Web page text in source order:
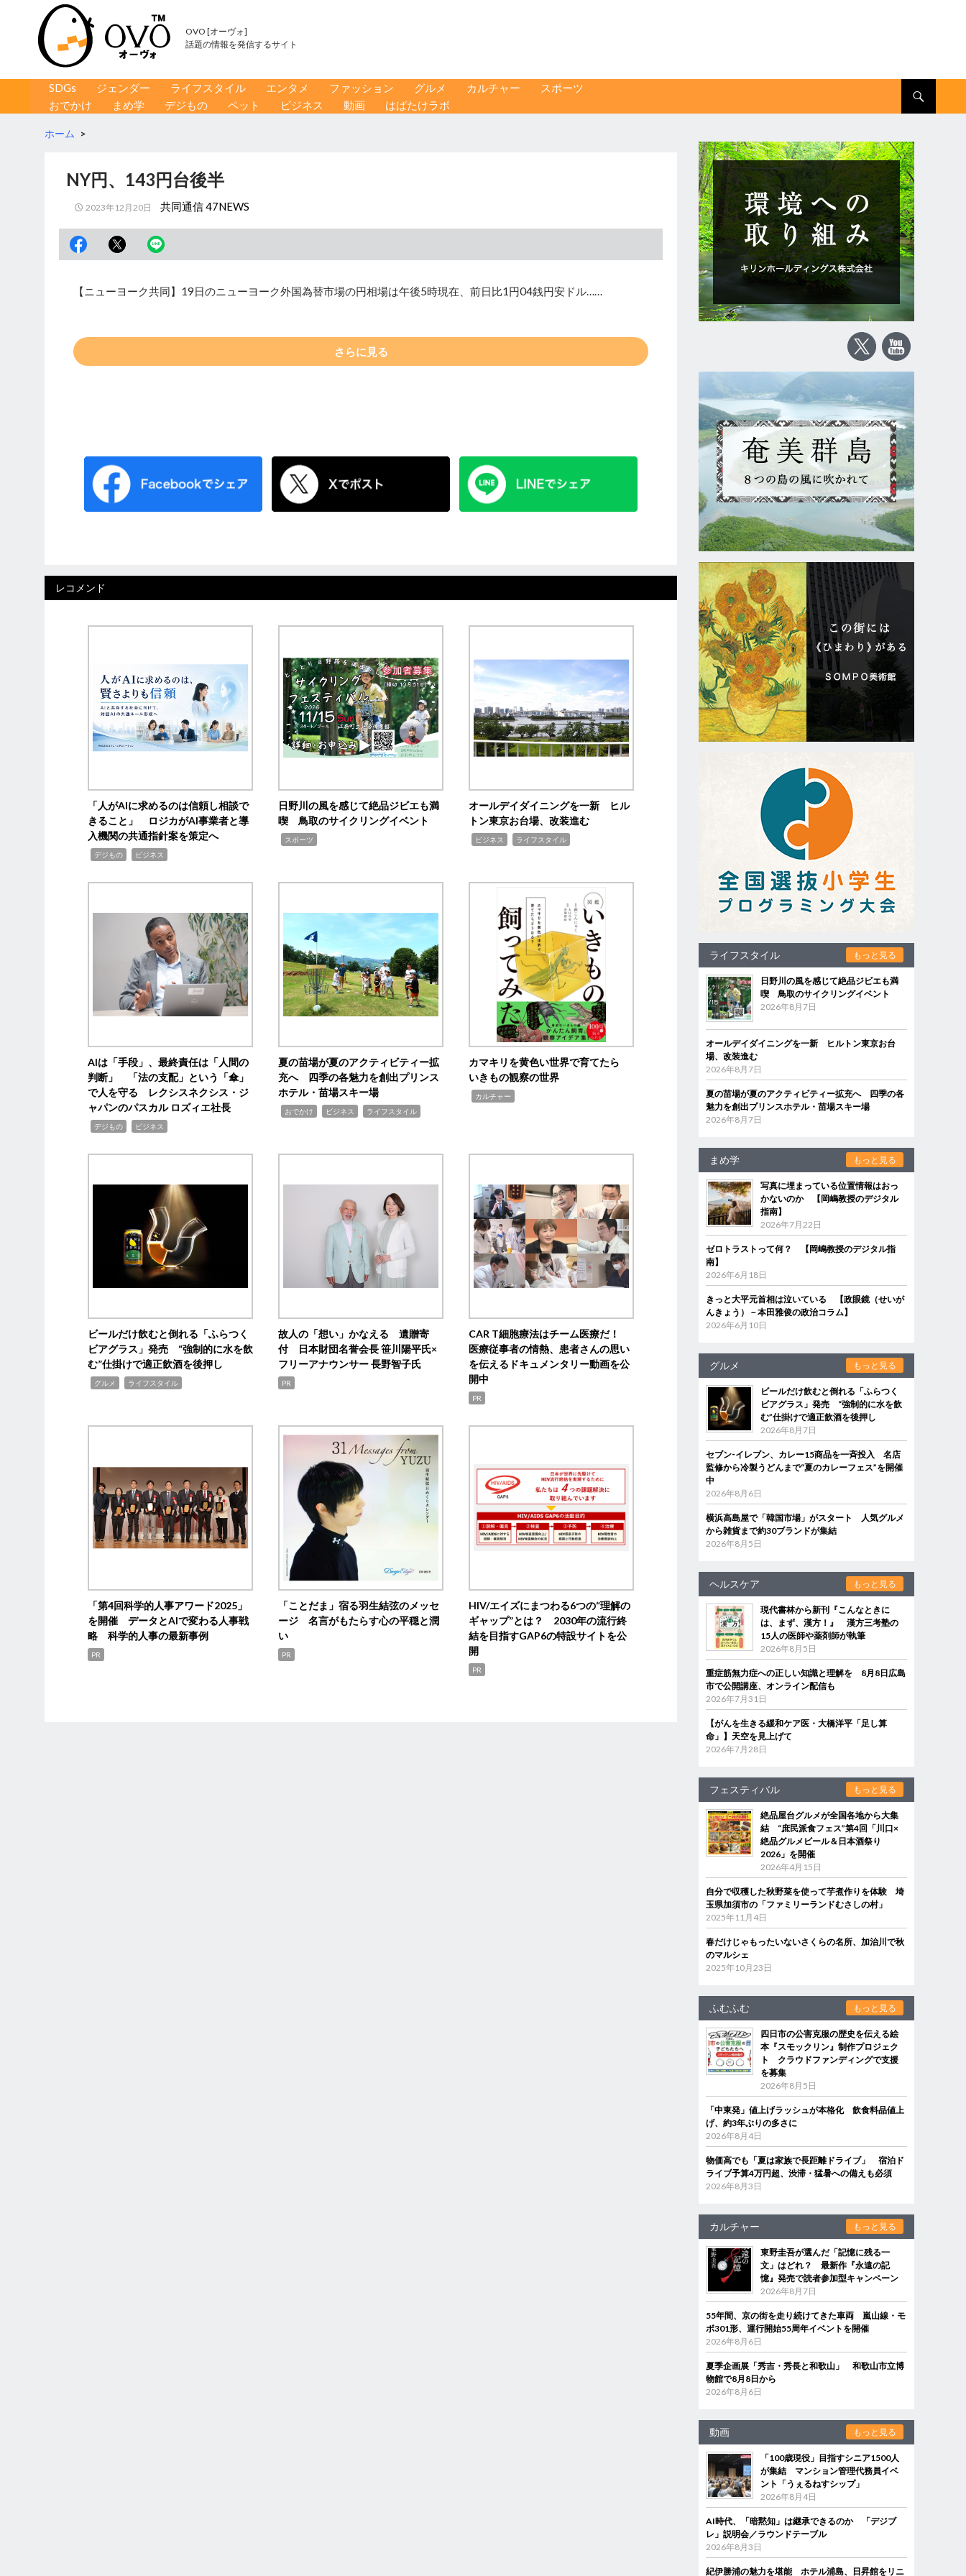
OVO [オーヴォ]
話題の情報を発信するサイト
コンテンツへ移動
SDGs ジェンダー ライフスタイル エンタメ ファッション グルメ カルチャー
スポーツ
おでかけ
まめ学 デジもの ペット ビジネス 動画 はばたけラボ
ホーム >
NY円、143円台後半
2023年12月20日 共同通信 47NEWS
【ニューヨーク共同】19日のニューヨーク外国為替市場の円相場は午後5時現在、前日比1円04銭円安ドル……
さらに見る
レコメンド
「人がAIに求めるのは信頼し相談で
きること」 ロジカがAI事業者と導
入機関の共通指針案を策定へ
デジもの ビジネス
日野川の風を感じて絶品ジビエも満
喫 鳥取のサイクリングイベント
スポーツ
オールデイダイニングを一新 ヒル
トン東京お台場、改装進む
ビジネス ライフスタイル
AIは「手段」、最終責任は「人間の
判断」 「法の支配」という「傘」
で人を守る レクシスネクシス・ジ
ャパンのパスカル ロズィエ社長
デジもの ビジネス
夏の苗場が夏のアクティビティー拡
充へ 四季の各魅力を創出プリンス
ホテル・苗場スキー場
おでかけ ビジネス ライフスタイル
カマキリを黄色い世界で育てたら
いきもの観察の世界
カルチャー
ビールだけ飲むと倒れる「ふらつく
ビアグラス」発売 “強制的に水を飲
む”仕掛けで適正飲酒を後押し
グルメ ライフスタイル
故人の「想い」かなえる 遺贈寄
付 日本財団名誉会長 笹川陽平氏×
フリーアナウンサー 長野智子氏
PR
CAR T細胞療法はチーム医療だ！
医療従事者の情熱、患者さんの思い
を伝えるドキュメンタリー動画を公
開中
PR
「第4回科学的人事アワード2025」
を開催 データとAIで変わる人事戦
略 科学的人事の最新事例
PR
「ことだま」宿る羽生結弦のメッセ
ージ 名言がもたらす心の平穏と潤
い
PR
HIV/エイズにまつわる6つの“理解の
ギャップ”とは？ 2030年の流行終
結を目指すGAP6の特設サイトを公
開
PR
ライフスタイル もっと見る
日野川の風を感じて絶品ジビエも満
喫 鳥取のサイクリングイベント
2026年8月7日
オールデイダイニングを一新 ヒルトン東京お台
場、改装進む
2026年8月7日
夏の苗場が夏のアクティビティー拡充へ 四季の各
魅力を創出プリンスホテル・苗場スキー場
2026年8月7日
まめ学 もっと見る
写真に埋まっている位置情報はおっ
かないのか 【岡嶋教授のデジタル
指南】
2026年7月22日
ゼロトラストって何？ 【岡嶋教授のデジタル指
南】
2026年6月18日
きっと大平元首相は泣いている 【政眼鏡（せいが
んきょう）－本田雅俊の政治コラム】
2026年6月10日
グルメ もっと見る
ビールだけ飲むと倒れる「ふらつく
ビアグラス」発売 “強制的に水を飲
む”仕掛けで適正飲酒を後押し
2026年8月7日
セブン‐イレブン、カレー15商品を一斉投入 名店
監修から冷製うどんまで“夏のカレーフェス”を開催
中
2026年8月6日
横浜高島屋で「韓国市場」がスタート 人気グルメ
から雑貨まで約30ブランドが集結
2026年8月5日
ヘルスケア もっと見る
現代書林から新刊『こんなときに
は、まず、漢方！』 漢方三考塾の
15人の医師や薬剤師が執筆
2026年8月5日
重症筋無力症への正しい知識と理解を 8月8日広島
市で公開講座、オンライン配信も
2026年7月31日
【がんを生きる緩和ケア医・大橋洋平「足し算
命」】天空を見上げて
2026年7月28日
フェスティバル もっと見る
絶品屋台グルメが全国各地から大集
結 “庶民派食フェス”第4回「川口×
絶品グルメビール＆日本酒祭り
2026」を開催
2026年4月15日
自分で収穫した秋野菜を使って芋煮作りを体験 埼
玉県加須市の「ファミリーランドむさしの村」
2025年11月4日
春だけじゃもったいないさくらの名所、加治川で秋
のマルシェ
2025年10月23日
ふむふむ もっと見る
四日市の公害克服の歴史を伝える絵
本『スモックリン』制作プロジェク
ト クラウドファンディングで支援
を募集
2026年8月5日
「中東発」値上げラッシュが本格化 飲食料品値上
げ、約3年ぶりの多さに
2026年8月4日
物価高でも「夏は家族で長距離ドライブ」 宿泊ド
ライブ予算4万円超、渋滞・猛暑への備えも必須
2026年8月3日
カルチャー もっと見る
東野圭吾が選んだ「記憶に残る一
文」はどれ？ 最新作『永遠の記
憶』発売で読者参加型キャンペーン
2026年8月7日
55年間、京の街を走り続けてきた車両 嵐山線・モ
ボ301形、運行開始55周年イベントを開催
2026年8月6日
夏季企画展「秀吉・秀長と和歌山」 和歌山市立博
物館で8月8日から
2026年8月6日
動画 もっと見る
「100歳現役」目指すシニア1500人
が集結 マンション管理代務員イベ
ント「うぇるねすシップ」
2026年8月4日
AI時代、「暗黙知」は継承できるのか 「デジブ
レ」説明会／ラウンドテーブル
2026年8月3日
紀伊勝浦の魅力を堪能 ホテル浦島、日昇館をリニ